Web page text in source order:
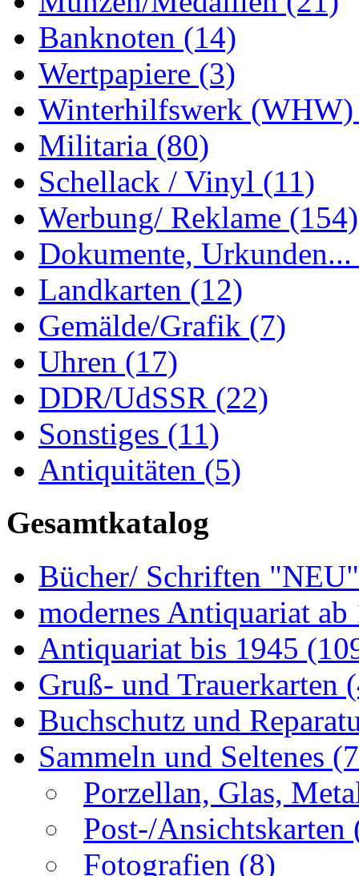
Banknoten (14)
Wertpapiere (3)
Winterhilfswerk
Militaria (80)
Schellack / Vinyl (11)
Werbung/ Reklame (154)
Dokumente, Urkunden...
Landkarten (12)
Gemälde/Grafik (7)
Uhren (17)
DDR/UdSSR (22)
Sonstiges (11)
Antiquitäten (5)
Gesamtkatalog
Bücher/ Schriften
modernes Antiquariat
Antiquariat bis 1945
Gruß- und Trauerkarten
Buchschutz und
Sammeln und Seltenes
Porzellan, Glas,
Post-/Ansichtskarten
Fotografien (8)